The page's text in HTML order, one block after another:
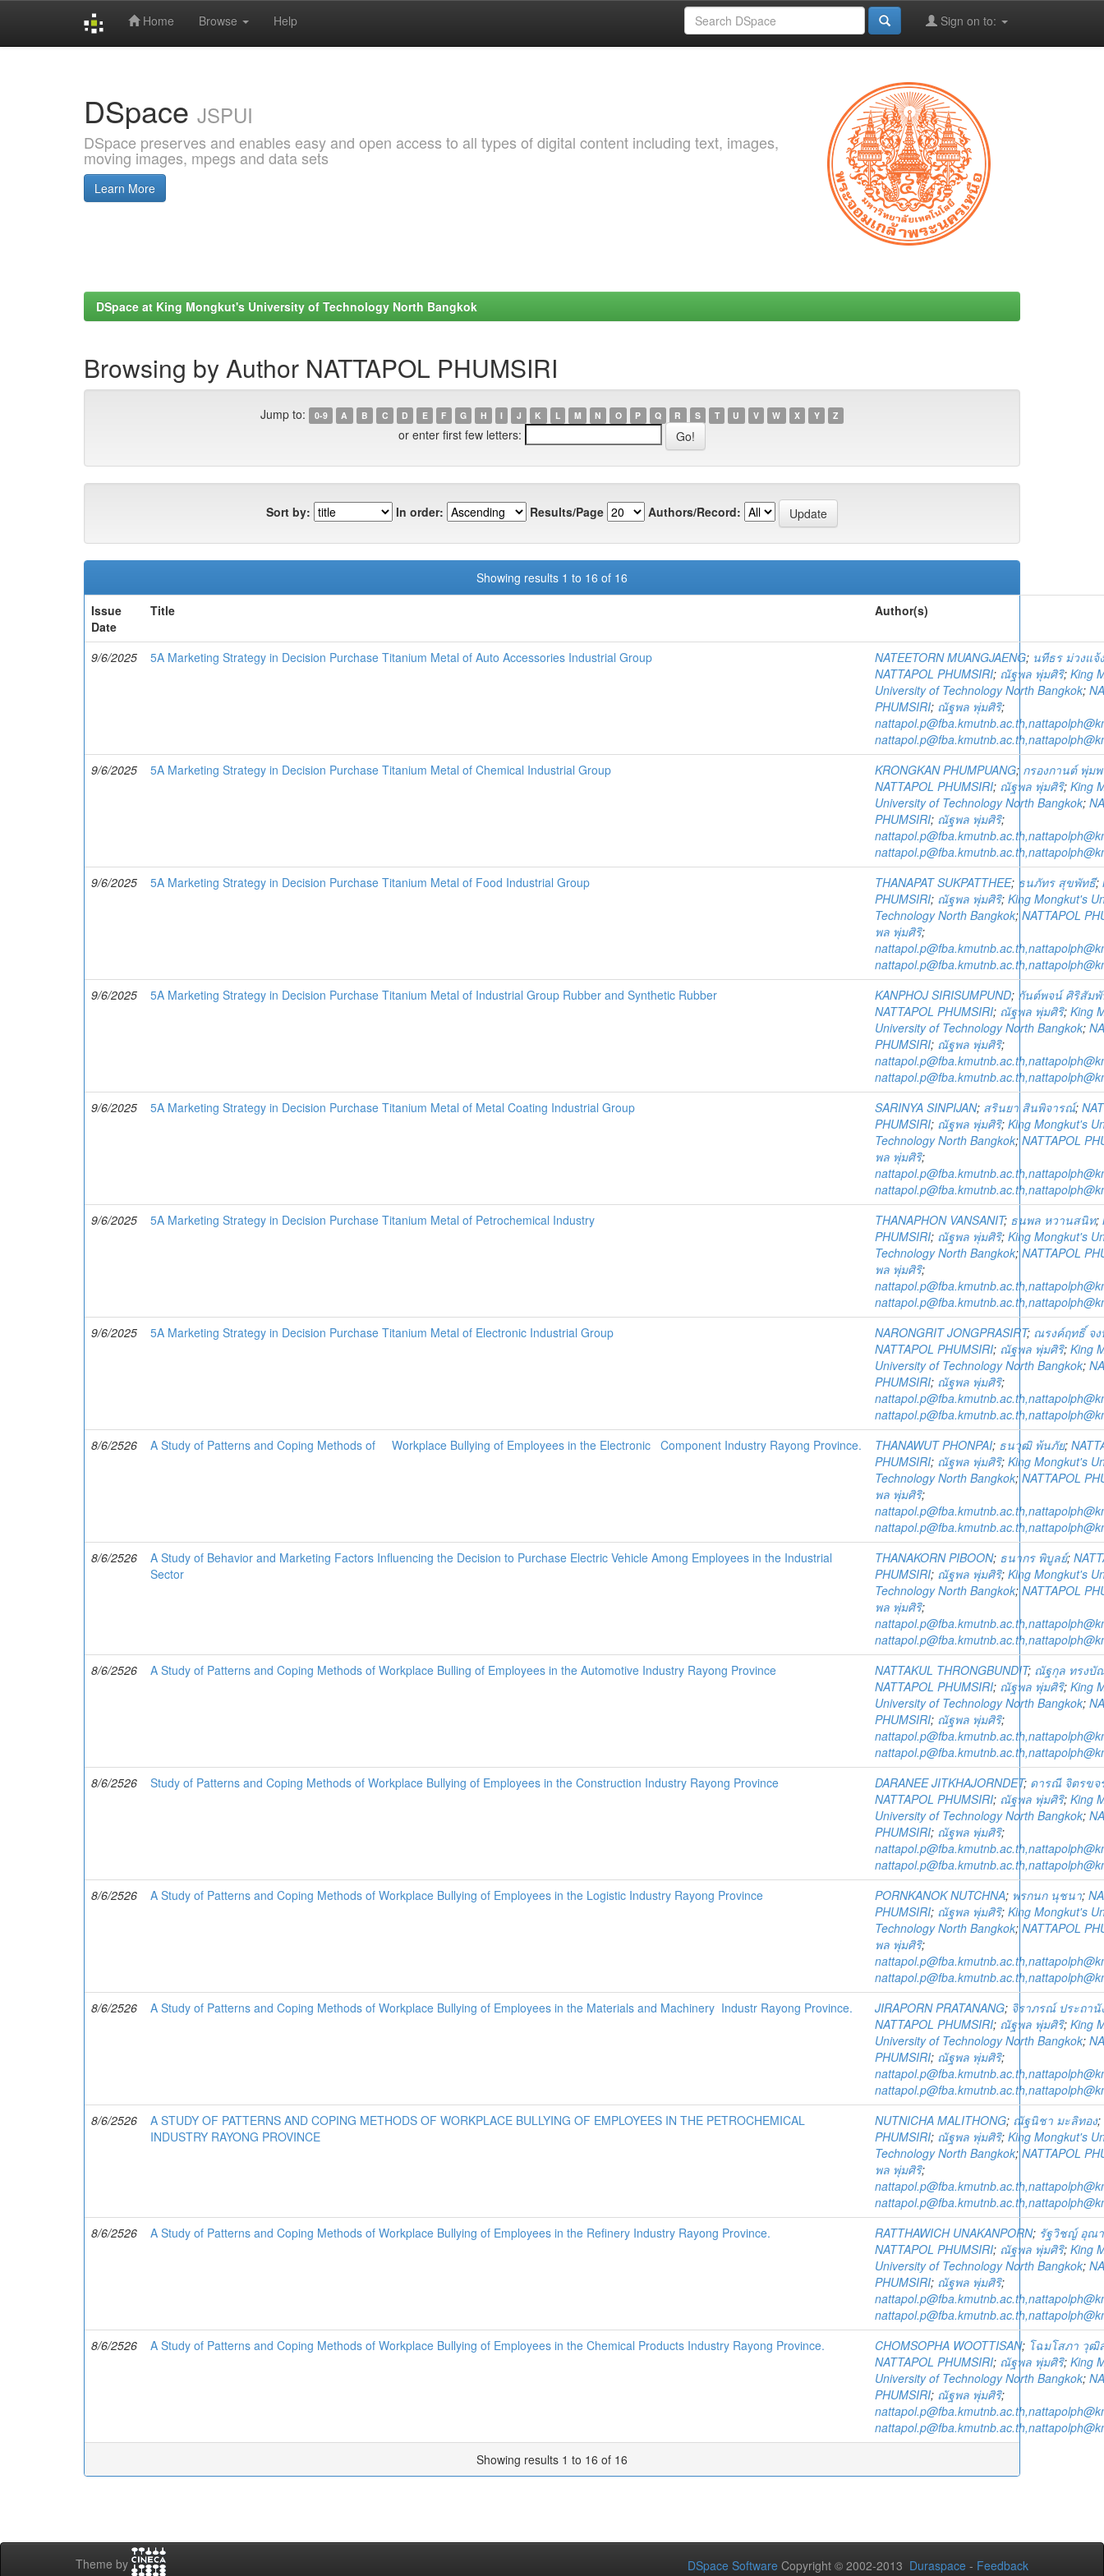
Home Browse Help Sign on to:
DSpace JSPUI
DSpace preserves and enables easy and open access to all types of digital content including text, images,
moving images, mpegs and data sets
Learn More
DSpace at King Mongkut's University of Technology North Bangkok
Browsing by Author NATTAPOL PHUMSIRI
Jump to: 0-9 A B C D E F G H I J K L M N O P Q R S T U V W X Y Z
or enter first few letters:
Sort by: In order: Results/Page Authors/Record:
Showing results 1 to 16 of 16
Issue
Date
Title Author(s)
9/6/2025 5A Marketing Strategy in Decision Purchase Titanium Metal of Auto Accessories Industrial Group NATEETORN MUANGJAENG; นทีธร ม่วงแจ้ง
NATTAPOL PHUMSIRI; ณัฐพล พุ่มศิริ; King
University of Technology North Bangkok;
PHUMSIRI; ณัฐพล พุ่มศิริ;
9/6/2025
5A Marketing Strategy in Decision Purchase Titanium Metal of Chemical Industrial Group KRONGKAN PHUMPUANG; กรองกานต์ พุ่มพ
NATTAPOL PHUMSIRI; ณัฐพล พุ่มศิริ; King
University of Technology North Bangkok;
PHUMSIRI; ณัฐพล พุ่มศิริ;
9/6/2025
5A Marketing Strategy in Decision Purchase Titanium Metal of Food Industrial Group THANAPAT SUKPATTHEE; ธนภัทร สุขพัทธี;
PHUMSIRI; ณัฐพล พุ่มศิริ; King Mongkut's
Technology North Bangkok; NATTAPOL
พล พุ่มศิริ;
9/6/2025
5A Marketing Strategy in Decision Purchase Titanium Metal of Industrial Group Rubber and Synthetic Rubber KANPHOJ SIRISUMPUND; กันต์พจน์ ศิริสัม
NATTAPOL PHUMSIRI; ณัฐพล พุ่มศิริ; King
University of Technology North Bangkok;
PHUMSIRI; ณัฐพล พุ่มศิริ;
9/6/2025
5A Marketing Strategy in Decision Purchase Titanium Metal of Metal Coating Industrial Group SARINYA SINPIJAN; สรินยา สินพิจารณ์;
PHUMSIRI; ณัฐพล พุ่มศิริ; King Mongkut's
Technology North Bangkok; NATTAPOL
พล พุ่มศิริ;
9/6/2025
5A Marketing Strategy in Decision Purchase Titanium Metal of Petrochemical Industry THANAPHON VANSANIT; ธนพล หวานสนิท;
PHUMSIRI; ณัฐพล พุ่มศิริ; King Mongkut's
Technology North Bangkok; NATTAPOL
พล พุ่มศิริ;
9/6/2025
5A Marketing Strategy in Decision Purchase Titanium Metal of Electronic Industrial Group NARONGRIT JONGPRASIRT; ณรงค์ฤทธิ์ จง
NATTAPOL PHUMSIRI; ณัฐพล พุ่มศิริ; King
University of Technology North Bangkok;
PHUMSIRI; ณัฐพล พุ่มศิริ;
8/6/2526
A Study of Patterns and Coping Methods of Workplace Bullying of Employees in the Electronic Component Industry Rayong Province. THANAWUT PHONPAI; ธนวุฒิ พ้นภัย;
PHUMSIRI; ณัฐพล พุ่มศิริ; King Mongkut's
Technology North Bangkok; NATTAPOL
พล พุ่มศิริ;
8/6/2526
A Study of Behavior and Marketing Factors Influencing the Decision to Purchase Electric Vehicle Among Employees in the Industrial
Sector
THANAKORN PIBOON; ธนากร พิบูลย์;
PHUMSIRI; ณัฐพล พุ่มศิริ; King Mongkut's
Technology North Bangkok; NATTAPOL
พล พุ่มศิริ;
8/6/2526
A Study of Patterns and Coping Methods of Workplace Bulling of Employees in the Automotive Industry Rayong Province NATTAKUL THRONGBUNDIT; ณัฐกุล ทรงบั
NATTAPOL PHUMSIRI; ณัฐพล พุ่มศิริ; King
University of Technology North Bangkok;
PHUMSIRI; ณัฐพล พุ่มศิริ;
8/6/2526
Study of Patterns and Coping Methods of Workplace Bullying of Employees in the Construction Industry Rayong Province DARANEE JITKHAJORNDET; ดารณี จิตรขจ
NATTAPOL PHUMSIRI; ณัฐพล พุ่มศิริ; King
University of Technology North Bangkok;
PHUMSIRI; ณัฐพล พุ่มศิริ;
8/6/2526
A Study of Patterns and Coping Methods of Workplace Bullying of Employees in the Logistic Industry Rayong Province PORNKANOK NUTCHNA; พรกนก นุชนา;
PHUMSIRI; ณัฐพล พุ่มศิริ; King Mongkut's
Technology North Bangkok; NATTAPOL
พล พุ่มศิริ;
8/6/2526
A Study of Patterns and Coping Methods of Workplace Bullying of Employees in the Materials and Machinery Industr Rayong Province. JIRAPORN PRATANANG; จิราภรณ์ ประถานั
NATTAPOL PHUMSIRI; ณัฐพล พุ่มศิริ; King
University of Technology North Bangkok;
PHUMSIRI; ณัฐพล พุ่มศิริ;
8/6/2526
A STUDY OF PATTERNS AND COPING METHODS OF WORKPLACE BULLYING OF EMPLOYEES IN THE PETROCHEMICAL
INDUSTRY RAYONG PROVINCE
NUTNICHA MALITHONG; ณัฐนิชา มะลิทอง;
PHUMSIRI; ณัฐพล พุ่มศิริ; King Mongkut's
Technology North Bangkok; NATTAPOL
พล พุ่มศิริ;
8/6/2526
A Study of Patterns and Coping Methods of Workplace Bullying of Employees in the Refinery Industry Rayong Province. RATTHAWICH UNAKANPORN; รัฐวิชญ์ อุณ
NATTAPOL PHUMSIRI; ณัฐพล พุ่มศิริ; King
University of Technology North Bangkok;
PHUMSIRI; ณัฐพล พุ่มศิริ;
8/6/2526
A Study of Patterns and Coping Methods of Workplace Bullying of Employees in the Chemical Products Industry Rayong Province. CHOMSOPHA WOOTTISAN; โฉมโสภา วุฒิ
NATTAPOL PHUMSIRI; ณัฐพล พุ่มศิริ; King
University of Technology North Bangkok;
PHUMSIRI; ณัฐพล พุ่มศิริ;
Showing results 1 to 16 of 16
Theme by DSpace Software Copyright © 2002-2013 Duraspace - Feedback